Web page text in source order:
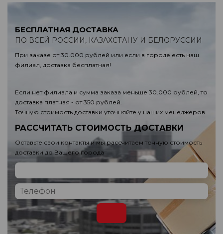
БЕСПЛАТНАЯ ДОСТАВКА
ПО ВСЕЙ РОССИИ, КАЗАХСТАНУ И БЕЛОРУССИИ
При заказе от 30.000 рублей или если в городе есть наш
филиал, доставка бесплатная!
Если нет филиала и сумма заказа меньше 30.000 рублей, то
доставка платная - от 350 рублей.
Точную стоимость доставки уточняйте у наших менеджеров.
РАССЧИТАТЬ СТОИМОСТЬ ДОСТАВКИ
Оставьте свои контакты и мы рассчитаем точную стоимость
доставки до Вашего города